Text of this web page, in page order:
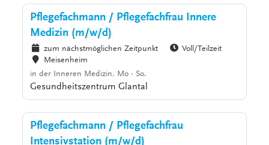
Pflegefachmann / Pflegefachfrau Innere
Medizin (m/w/d)
zum nächstmöglichen Zeitpunkt
Voll/Teilzeit
Meisenheim
in der Inneren Medizin. Mo - So.
Gesundheitszentrum Glantal
Pflegefachmann / Pflegefachfrau
Intensivstation (m/w/d)